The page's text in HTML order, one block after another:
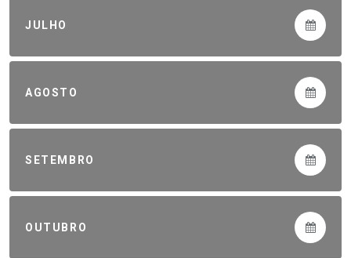
JULHO
AGOSTO
SETEMBRO
OUTUBRO